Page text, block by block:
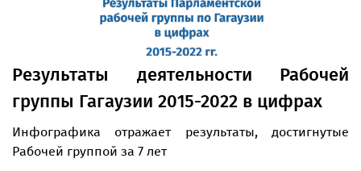
Результаты деятельности Рабочей
группы Гагаузии 2015-2022 в цифрах
Инфографика отражает результаты, достигнутые
Рабочей группой за 7 лет